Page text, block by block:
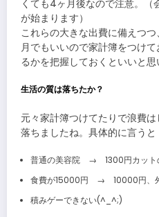
くても4ヶ月後なので注意。（
が始まります）
これらの大きな出費に備えつ
月でもいいので家計簿をつけ
るかを把握しておくといいと思
生活の質は落ちたか？
元々家計簿つけてたりで浪費
落ちましたね。具体的に言うと
普通の美容院 → 1300円カット
食費が15000円 → 10000円、外
積みゲーできない(^_^;)